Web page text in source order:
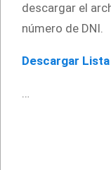
descargar el
número de DNI.
Descargar
…